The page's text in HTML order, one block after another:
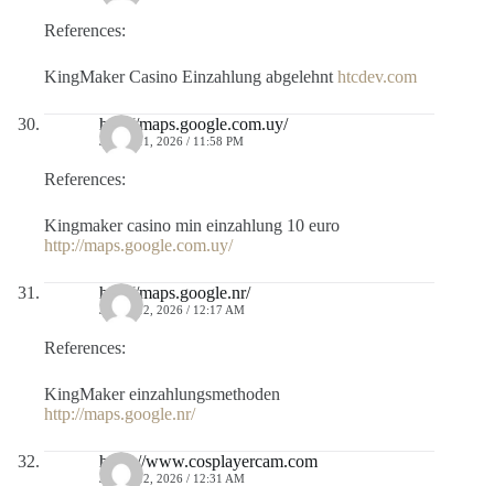
References:
KingMaker Casino Einzahlung abgelehnt htcdev.com
http://maps.google.com.uy/
JULIO 11, 2026 / 11:58 PM
References:
Kingmaker casino min einzahlung 10 euro
http://maps.google.com.uy/
http://maps.google.nr/
JULIO 12, 2026 / 12:17 AM
References:
KingMaker einzahlungsmethoden
http://maps.google.nr/
https://www.cosplayercam.com
JULIO 12, 2026 / 12:31 AM